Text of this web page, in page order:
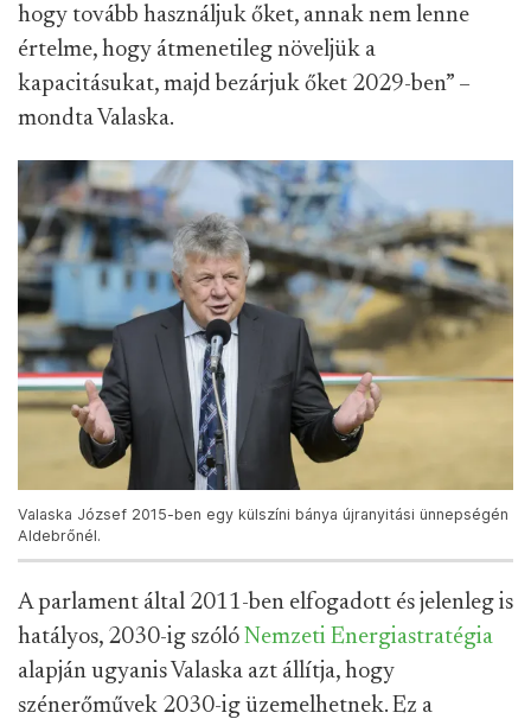
hogy tovább használjuk őket, annak nem lenne
értelme, hogy átmenetileg növeljük a
kapacitásukat, majd bezárjuk őket 2029-ben” –
mondta Valaska.
Valaska József 2015-ben egy külszíni bánya újranyitási ünnepségén
Aldebrőnél.
A parlament által 2011-ben elfogadott és jelenleg is
hatályos, 2030-ig szóló Nemzeti Energiastratégia
alapján ugyanis Valaska azt állítja, hogy
szénerőművek 2030-ig üzemelhetnek. Ez a